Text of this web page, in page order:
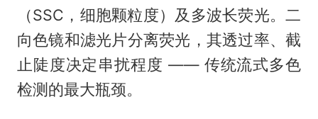
（SSC，细胞颗粒度）及多波长荧光。二
向色镜和滤光片分离荧光，其透过率、截
止陡度决定串扰程度 —— 传统流式多色
检测的最大瓶颈。